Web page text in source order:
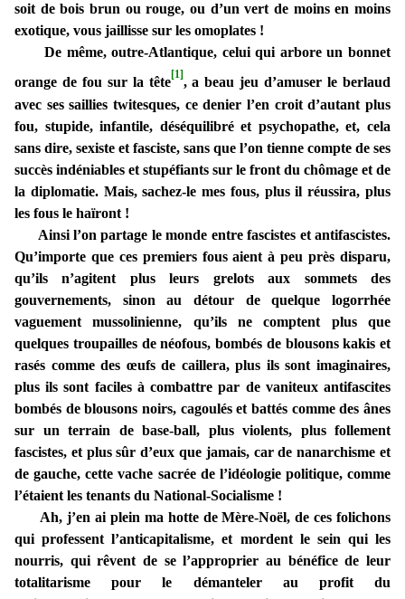
soit de bois brun ou rouge, ou d’un vert de moins en moins
exotique, vous jaillisse sur les omoplates !
De même, outre-Atlantique, celui qui arbore un bonnet
orange de fou sur la tête[1], a beau jeu d’amuser le berlaud
avec ses saillies twitesques, ce denier l’en croit d’autant plus
fou, stupide, infantile, déséquilibré et psychopathe, et, cela
sans dire, sexiste et fasciste, sans que l’on tienne compte de ses
succès indéniables et stupéfiants sur le front du chômage et de
la diplomatie. Mais, sachez-le mes fous, plus il réussira, plus
les fous le haïront !
Ainsi l’on partage le monde entre fascistes et antifascistes.
Qu’importe que ces premiers fous aient à peu près disparu,
qu’ils n’agitent plus leurs grelots aux sommets des
gouvernements, sinon au détour de quelque logorrhée
vaguement mussolinienne, qu’ils ne comptent plus que
quelques troupailles de néofous, bombés de blousons kakis et
rasés comme des œufs de caillera, plus ils sont imaginaires,
plus ils sont faciles à combattre par de vaniteux antifascites
bombés de blousons noirs, cagoulés et battés comme des ânes
sur un terrain de base-ball, plus violents, plus follement
fascistes, et plus sûr d’eux que jamais, car de nanarchisme et
de gauche, cette vache sacrée de l’idéologie politique, comme
l’étaient les tenants du National-Socialisme !
Ah, j’en ai plein ma hotte de Mère-Noël, de ces folichons
qui professent l’anticapitalisme, et mordent le sein qui les
nourris, qui rêvent de se l’approprier au bénéfice de leur
totalitarisme pour le démanteler au profit du